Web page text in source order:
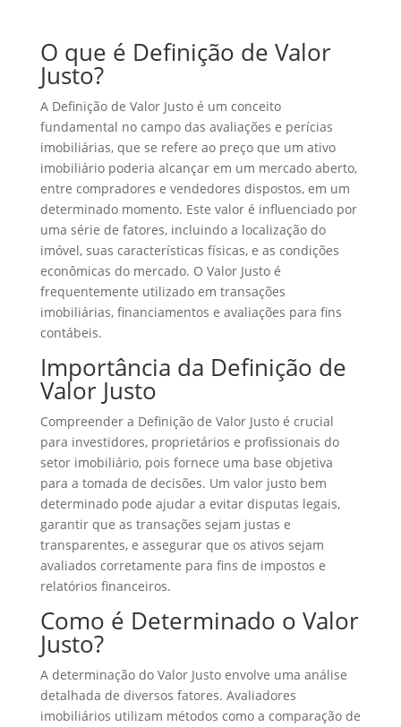
O que é Definição de Valor
Justo?
A Definição de Valor Justo é um conceito
fundamental no campo das avaliações e perícias
imobiliárias, que se refere ao preço que um ativo
imobiliário poderia alcançar em um mercado aberto,
entre compradores e vendedores dispostos, em um
determinado momento. Este valor é influenciado por
uma série de fatores, incluindo a localização do
imóvel, suas características físicas, e as condições
econômicas do mercado. O Valor Justo é
frequentemente utilizado em transações
imobiliárias, financiamentos e avaliações para fins
contábeis.
Importância da Definição de
Valor Justo
Compreender a Definição de Valor Justo é crucial
para investidores, proprietários e profissionais do
setor imobiliário, pois fornece uma base objetiva
para a tomada de decisões. Um valor justo bem
determinado pode ajudar a evitar disputas legais,
garantir que as transações sejam justas e
transparentes, e assegurar que os ativos sejam
avaliados corretamente para fins de impostos e
relatórios financeiros.
Como é Determinado o Valor
Justo?
A determinação do Valor Justo envolve uma análise
detalhada de diversos fatores. Avaliadores
imobiliários utilizam métodos como a comparação de